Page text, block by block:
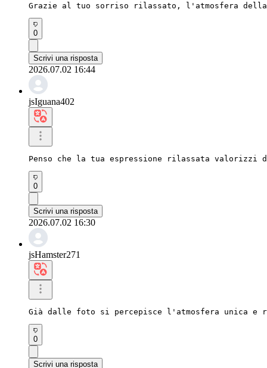
Grazie al tuo sorriso rilassato, l'atmosfera
0
Scrivi una risposta
2026.07.02 16:44
jsIguana402
Penso che la tua espressione rilassata
0
Scrivi una risposta
2026.07.02 16:30
jsHamster271
Già dalle foto si percepisce l'atmosfera unica e
0
Scrivi una risposta